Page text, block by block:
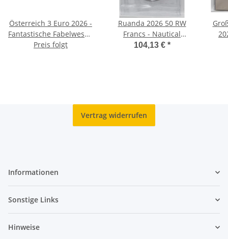
Österreich 3 Euro 2026 -
Fantastische Fabelwesen
#5 - Das Einhorn
Preis folgt
Ruanda 2026 50 RW
Francs - Nautical
Ounce® -
104,13 € *
Vertrag widerrufen
Informationen
Sonstige Links
Hinweise